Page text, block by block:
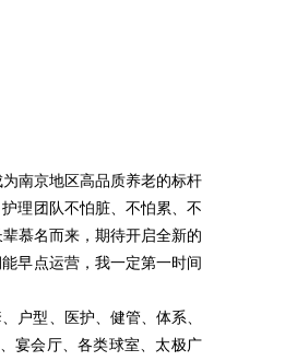
南京地区高品质养老的标杆
理团队不怕脏、不怕累、不
慕名而来，期待开启全新的
早点运营，我一定第一时间
户型、医护、健管、体系、
宴会厅、各类球室、太极广